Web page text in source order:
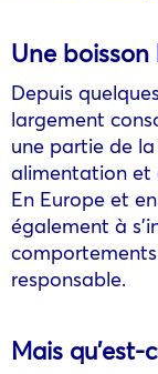
Une
Depuis
largement
une partie de
alimentation et
En Europe et
également à
responsable.
Mais